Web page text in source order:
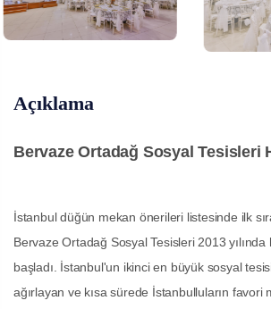
Açıklama
Bervaze Ortadağ Sosyal Tesisleri
İstanbul düğün mekan önerileri listesinde ilk
Bervaze Ortadağ Sosyal Tesisleri 2013
başladı. İstanbul'un ikinci en büyük sosyal
ağırlayan ve kısa sürede İstanbulluların favori